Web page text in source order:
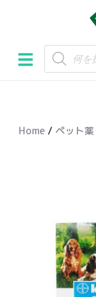
ン
テ
スHome / ペット薬